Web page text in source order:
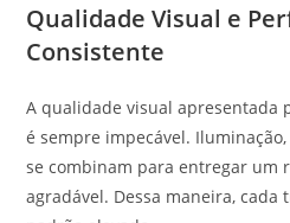
Qualidade Visual e
Consistente
A qualidade visual apresentada
é sempre impecável.
se combinam para entregar um
agradável. Dessa maneira, cada